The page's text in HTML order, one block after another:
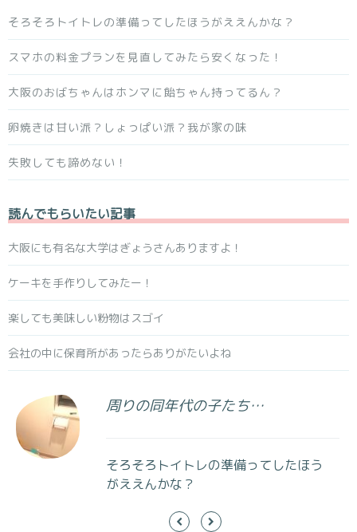
そろそろトイトレの準備ってしたほうがええんかな？
スマホの料金プランを見直してみたら安くなった！
大阪のおばちゃんはホンマに飴ちゃん持ってるん？
卵焼きは甘い派？しょっぱい派？我が家の味
失敗しても諦めない！
読んでもらいたい記事
大阪にも有名な大学はぎょうさんありますよ！
ケーキを手作りしてみたー！
楽しても美味しい粉物はスゴイ
会社の中に保育所があったらありがたいよね
周りの同年代の子たち…
そろそろトイトレの準備ってしたほう
がええんかな？